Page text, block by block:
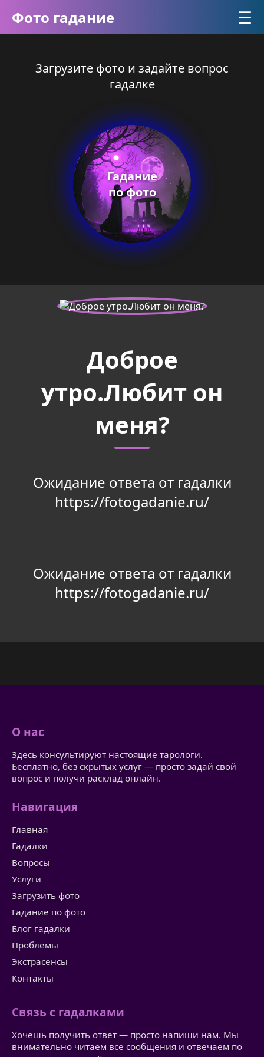
Фото гадание ☰
Загрузите фото и задайте вопрос
гадалке
Гадание
по фото
Доброе
утро.Любит он
меня?
Ожидание ответа от гадалки
https://fotogadanie.ru/
Ожидание ответа от гадалки
https://fotogadanie.ru/
О нас
Здесь консультируют настоящие тарологи.
Бесплатно, без скрытых услуг — просто задай свой
вопрос и получи расклад онлайн.
Навигация
Главная
Гадалки
Вопросы
Услуги
Загрузить фото
Гадание по фото
Блог гадалки
Проблемы
Экстрасенсы
Контакты
Связь с гадалками
Хочешь получить ответ — просто напиши нам. Мы
внимательно читаем все сообщения и отвечаем по